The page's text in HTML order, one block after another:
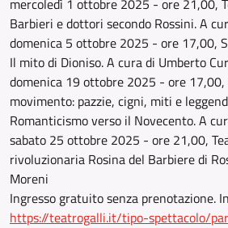
mercoledì 1 ottobre 2025 - ore 21,00,
Barbieri e dottori secondo Rossini. A
domenica 5 ottobre 2025 - ore 17,00,
Il mito di Dioniso. A cura di Umberto
domenica 19 ottobre 2025 - ore 17,00,
movimento: pazzie, cigni, miti e
Romanticismo verso il Novecento. A
sabato 25 ottobre 2025 - ore 21,00,
rivoluzionaria Rosina del Barbiere di
Moreni
Ingresso gratuito senza prenotazione.
https://teatrogalli.it/tipo-spettacolo/